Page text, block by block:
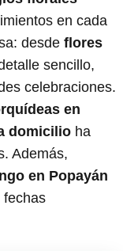
en cada
desde flores
sencillo,
celebraciones.
en
domicilio ha
Además,
en Popayán
fechas